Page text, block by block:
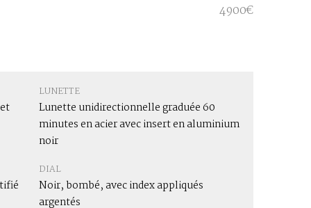
4900€
LUNETTE
Lunette unidirectionnelle graduée 60
minutes en acier avec insert en aluminium
noir
DIAL
Noir, bombé, avec index appliqués
argentés